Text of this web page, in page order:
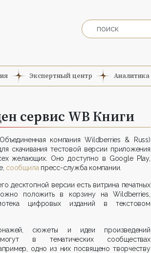
Экспертный центр Аналитика
сервис WB Книги
компания Wildberries & Russ)
скачивания тестовой версии приложения
желающих. Оно доступно в Google Play,
со­общила пресс-служба компании.
десктопной версии есть витрина печатных
положить в корзину на Wildberries,
цифровых изданий в текстовом
сюжеты и идеи произведений
могут в тематических сообществах
одно из них посвящено творчеству